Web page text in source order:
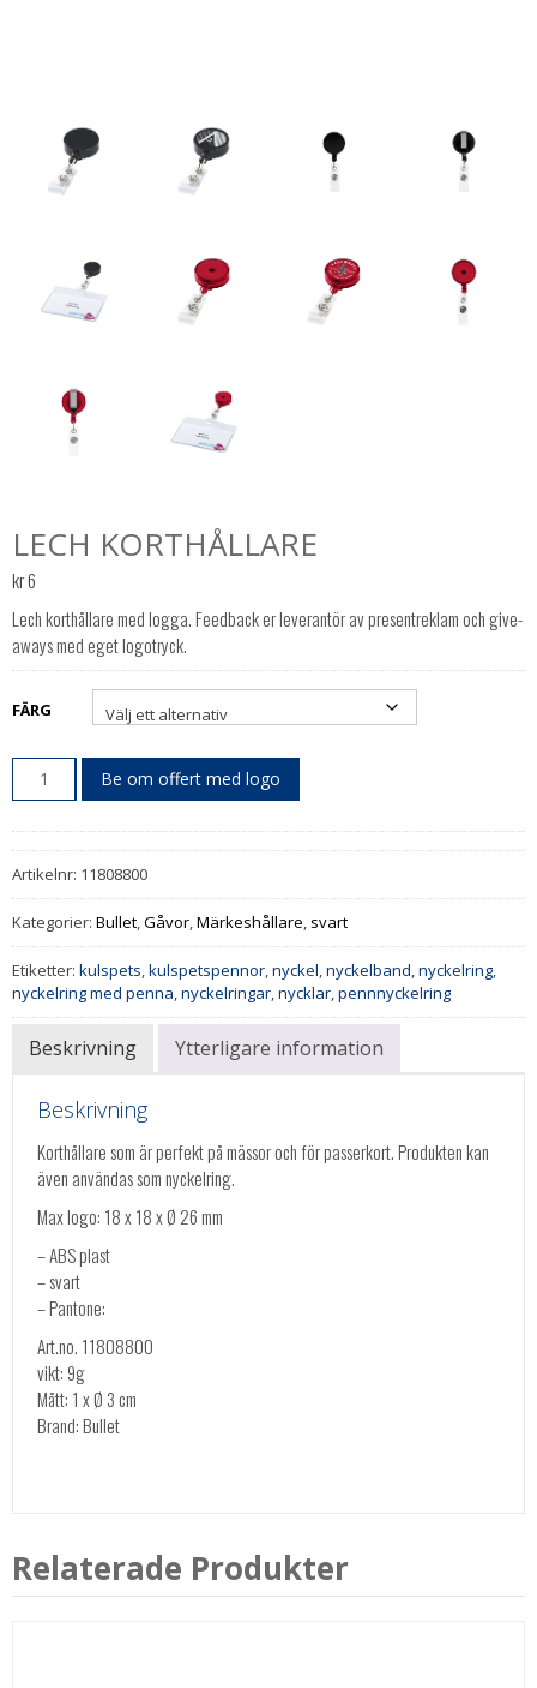
LECH KORTHÅLLARE
kr6
Lech korthållare med logga. Feedback er leverantör av presentreklam och give-
aways med eget logotryck.
FÄRG
Be om offert med logo
Artikelnr: 11808800
Kategorier: Bullet Gåvor Märkeshållare svart
Etiketter: kulspets kulspetspennor nyckel nyckelband nyckelring
nyckelring med penna nyckelringar nycklar pennnyckelring
Beskrivning Ytterligare information
Beskrivning
Korthållare som är perfekt på mässor och för passerkort. Produkten kan
även användas som nyckelring.
Max logo: 18 x 18 x Ø 26 mm
– ABS plast
– svart
– Pantone:
Art.no. 11808800
vikt: 9g
Mått: 1 x Ø 3 cm
Brand: Bullet
Relaterade Produkter